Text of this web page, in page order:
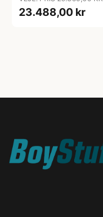
23.488,00 kr